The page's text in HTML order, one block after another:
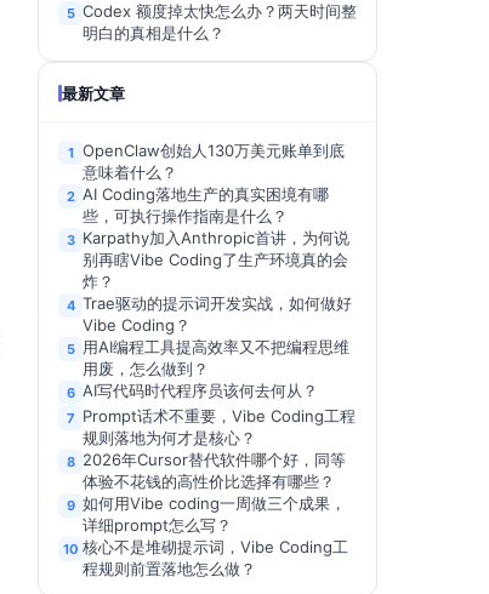
5 Codex 额度掉太快怎么办？两天时间整
明白的真相是什么？
最新文章
1 OpenClaw创始人130万美元账单到底
意味着什么？
2 AI Coding落地生产的真实困境有哪
些，可执行操作指南是什么？
3 Karpathy加入Anthropic首讲，为何说
别再瞎Vibe Coding了生产环境真的会
炸？
4 Trae驱动的提示词开发实战，如何做好
Vibe Coding？
5 用AI编程工具提高效率又不把编程思维
用废，怎么做到？
6 AI写代码时代程序员该何去何从？
7 Prompt话术不重要，Vibe Coding工程
规则落地为何才是核心？
8 2026年Cursor替代软件哪个好，同等
体验不花钱的高性价比选择有哪些？
9 如何用Vibe coding一周做三个成果，
详细prompt怎么写？
10 核心不是堆砌提示词，Vibe Coding工
程规则前置落地怎么做？